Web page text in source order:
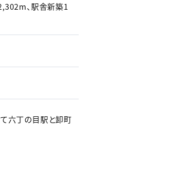
、駅舎新築1
六丁の目駅と卸町